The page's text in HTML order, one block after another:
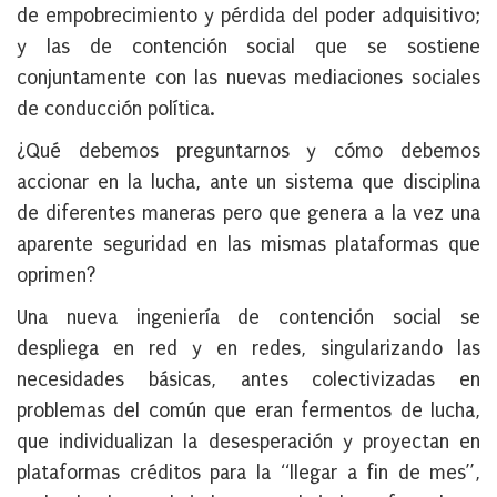
de empobrecimiento y pérdida del poder adquisitivo;
y las de contención social que se sostiene
conjuntamente con las nuevas mediaciones sociales
de conducción política.
¿Qué debemos preguntarnos y cómo debemos
accionar en la lucha, ante un sistema que disciplina
de diferentes maneras pero que genera a la vez una
aparente seguridad en las mismas plataformas que
oprimen?
Una nueva ingeniería de contención social se
despliega en red y en redes, singularizando las
necesidades básicas, antes colectivizadas en
problemas del común que eran fermentos de lucha,
que individualizan la desesperación y proyectan en
plataformas créditos para la “llegar a fin de mes”,